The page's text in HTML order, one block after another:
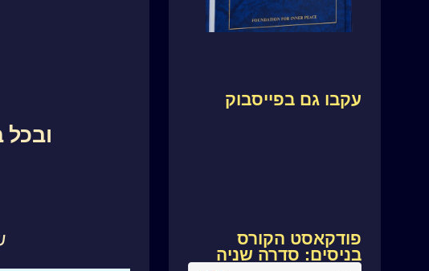
ובכל בוקר במשך
עקבו גם בפייסבוק
פודקאסט הקורס
בניסים: סדרה שניה